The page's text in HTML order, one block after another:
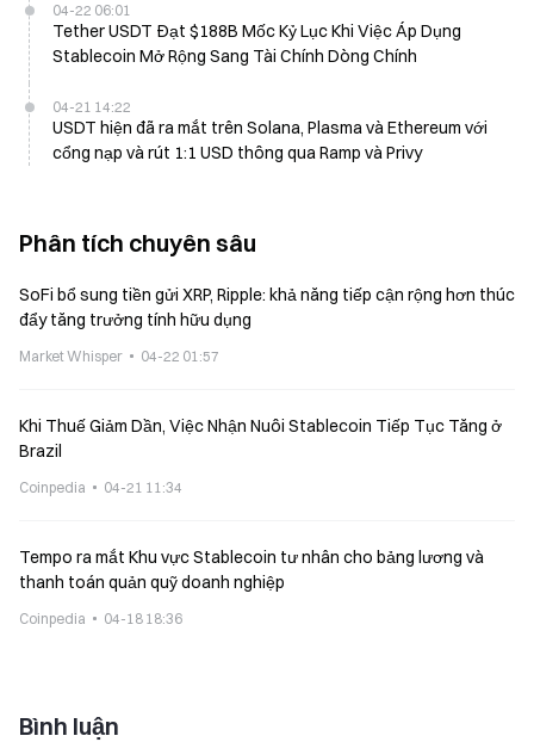
04-22 06:01
Tether USDT Đạt $188B Mốc Kỷ Lục Khi Việc Áp Dụng
Stablecoin Mở Rộng Sang Tài Chính Dòng Chính
04-21 14:22
USDT hiện đã ra mắt trên Solana, Plasma và Ethereum với
cổng nạp và rút 1:1 USD thông qua Ramp và Privy
Phân tích chuyên sâu
SoFi bổ sung tiền gửi XRP, Ripple: khả năng tiếp cận rộng hơn thúc
đẩy tăng trưởng tính hữu dụng
Market Whisper 04-22 01:57
Khi Thuế Giảm Dần, Việc Nhận Nuôi Stablecoin Tiếp Tục Tăng ở
Brazil
Coinpedia 04-21 11:34
Tempo ra mắt Khu vực Stablecoin tư nhân cho bảng lương và
thanh toán quản quỹ doanh nghiệp
Coinpedia 04-18 18:36
Bình luận